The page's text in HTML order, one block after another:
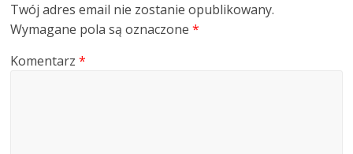
Twój adres email nie zostanie opublikowany.
Wymagane pola są oznaczone*
Komentarz*